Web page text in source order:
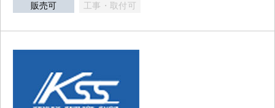
販売可 工事・取付可